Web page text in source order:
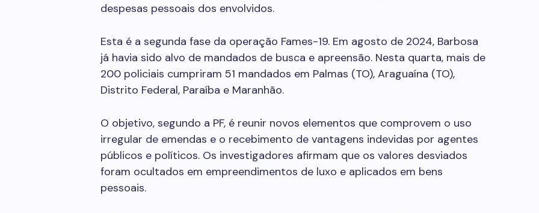
despesas pessoais dos envolvidos.
Esta é a segunda fase da operação Fames-19. Em agosto de 2024, Barbosa
já havia sido alvo de mandados de busca e apreensão. Nesta quarta, mais de
200 policiais cumpriram 51 mandados em Palmas (TO), Araguaína (TO),
Distrito Federal, Paraíba e Maranhão.
O objetivo, segundo a PF, é reunir novos elementos que comprovem o uso
irregular de emendas e o recebimento de vantagens indevidas por agentes
públicos e políticos. Os investigadores afirmam que os valores desviados
foram ocultados em empreendimentos de luxo e aplicados em bens
pessoais.